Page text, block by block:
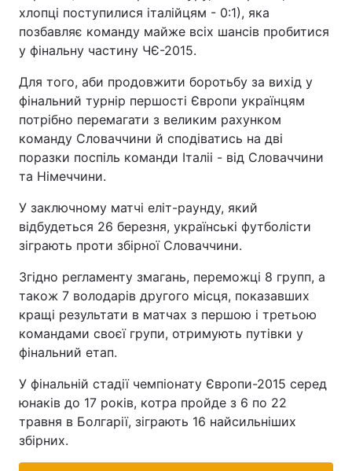
хлопці поступилися італійцям - 0:1), яка
позбавляє команду майже всіх шансів пробитися
у фінальну частину ЧЄ-2015.
Для того, аби продовжити боротьбу за вихід у
фінальний турнір першості Європи українцям
потрібно перемагати з великим рахунком
команду Словаччини й сподіватись на дві
поразки поспіль команди Італіі - від Словаччини
та Німеччини.
У заключному матчі еліт-раунду, який
відбудеться 26 березня, українські футболісти
зіграють проти збірної Словаччини.
Згідно регламенту змагань, переможці 8 групп, а
також 7 володарів другого місця, показавших
кращі результати в матчах з першою і третьою
командами своєї групи, отримують путівки у
фінальний етап.
У фінальній стадії чемпіонату Європи-2015 серед
юнаків до 17 років, котра пройде з 6 по 22
травня в Болгарії, зіграють 16 найсильніших
збірних.